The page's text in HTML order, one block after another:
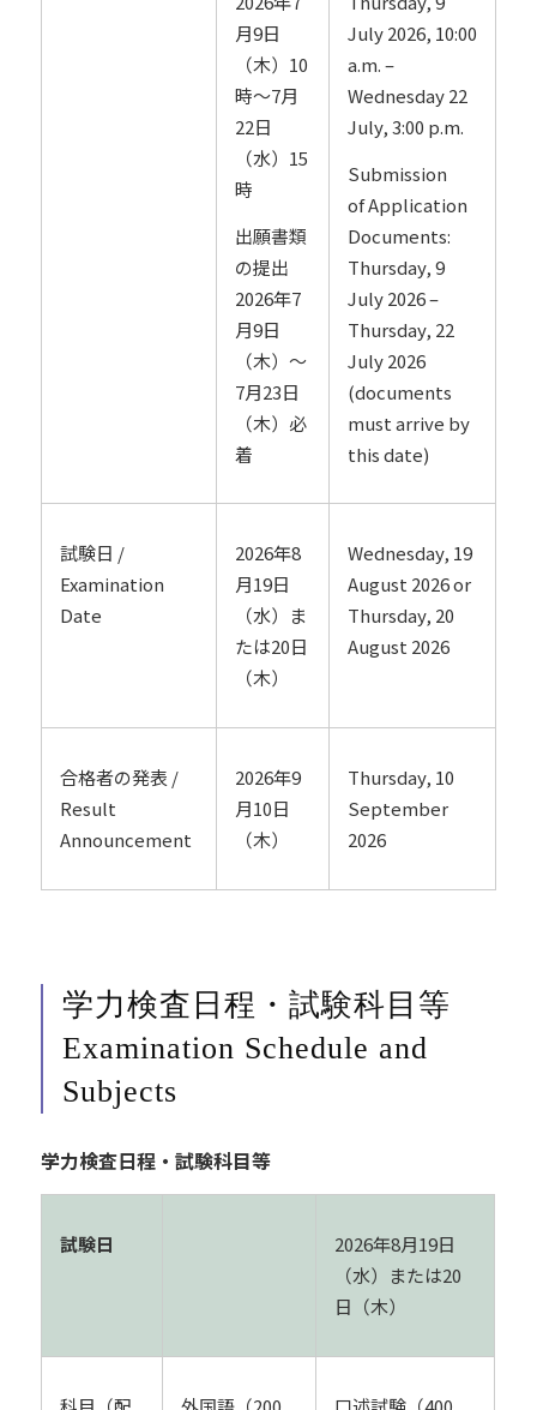
月9日
（木）10
時～7月
22日
（水）15
時
出願書類
の提出
2026年7
月9日
（木）～
7月23日
（木）必
着
July 2026, 10:00
a.m. –
Wednesday 22
July, 3:00 p.m.
Submission
of Application
Documents:
Thursday, 9
July 2026 –
Thursday, 22
July 2026
(documents
must arrive by
this date)
試験日 /
Examination
Date
2026年8
月19日
（水）ま
たは20日
（木）
Wednesday, 19
August 2026 or
Thursday, 20
August 2026
合格者の発表 /
Result
Announcement
2026年9
月10日
（木）
Thursday, 10
September
2026
学力検査日程・試験科目等
Examination Schedule and
Subjects
学力検査日程・試験科目等
試験日
2026年8月19日
（水）または20
日（木）